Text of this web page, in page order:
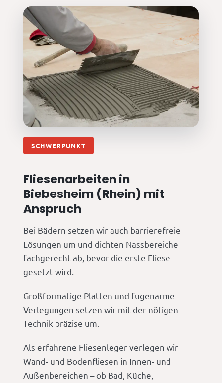
SCHWERPUNKT
Fliesenarbeiten in
Biebesheim (Rhein) mit
Anspruch
Bei Bädern setzen wir auch barrierefreie
Lösungen um und dichten Nassbereiche
fachgerecht ab, bevor die erste Fliese
gesetzt wird.
Großformatige Platten und fugenarme
Verlegungen setzen wir mit der nötigen
Technik präzise um.
Als erfahrene Fliesenleger verlegen wir
Wand- und Bodenfliesen in Innen- und
Außenbereichen – ob Bad, Küche,